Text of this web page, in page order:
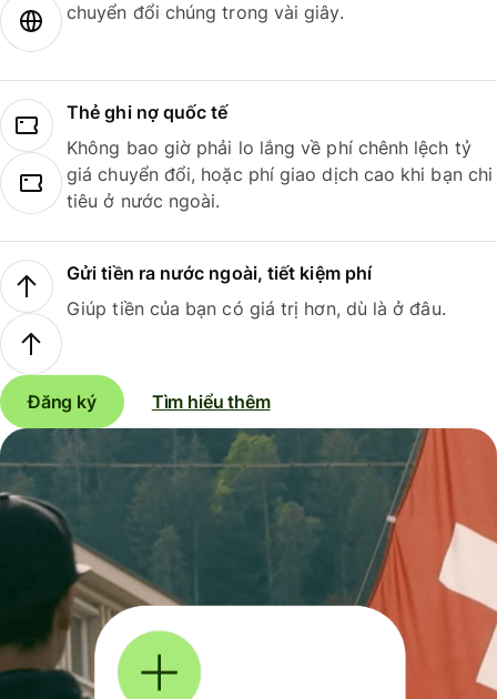
chuyển đổi chúng trong vài giây.
Thẻ ghi nợ quốc tế
Không bao giờ phải lo lắng về phí chênh lệch tỷ
giá chuyển đổi, hoặc phí giao dịch cao khi bạn chi
tiêu ở nước ngoài.
Gửi tiền ra nước ngoài, tiết kiệm phí
Giúp tiền của bạn có giá trị hơn, dù là ở đâu.
Đăng ký Tìm hiểu thêm